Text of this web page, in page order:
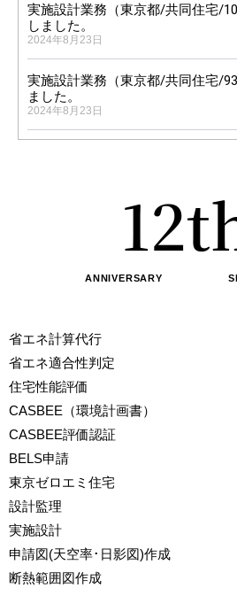
実施設計業務（東京都/共同住宅/
しました。
2024年8月23日
実施設計業務（東京都/共同住宅/
ました。
2024年8月23日
0
1
2
4
6
0
1
2
3
7
ANNIVERSARY
省エネ計算代行
省エネ適合性判定
住宅性能評価
CASBEE（環境計画書）
CASBEE評価認証
BELS申請
東京ゼロエミ住宅
設計監理
実施設計
申請図(天空率･日影図)作成
断熱範囲図作成